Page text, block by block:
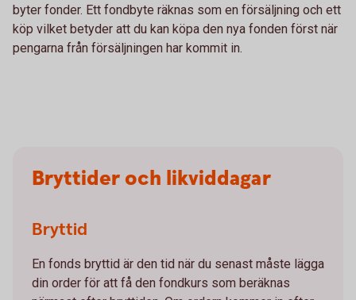
byter fonder. Ett fondbyte räknas som en försäljning och ett
köp vilket betyder att du kan köpa den nya fonden först när
pengarna från försäljningen har kommit in.
Bryttider och likviddagar
Bryttid
En fonds bryttid är den tid när du senast måste lägga
din order för att få den fondkurs som beräknas